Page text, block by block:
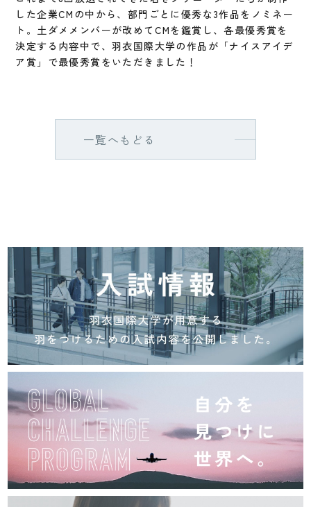
した企業CMの中から、部門ごとに優秀な3作品をノミネー
ト。土ダメメンバーが改めてCMを鑑賞し、各最優秀賞を
決定する内容中で、羽衣国際大学の作品が「ナイスアイデ
ア賞」で最優秀賞をいただきました！
一覧へもどる